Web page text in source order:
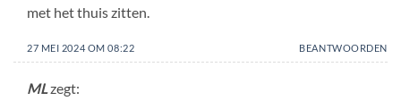
met het thuis zitten.
27 MEI 2024 OM 08:22 BEANTWOORDEN
MLzegt: